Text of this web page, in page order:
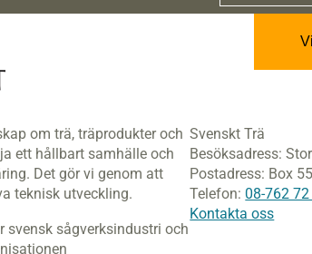
om trä, träprodukter och
ett hållbart samhälle och
Det gör vi genom att
teknisk utveckling.
svensk sågverksindustri och
Svenskt Trä
Besöksadress:
Postadress: Box
Telefon: 08-762 72
Kontakta oss